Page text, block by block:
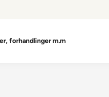
forhandlinger m.m